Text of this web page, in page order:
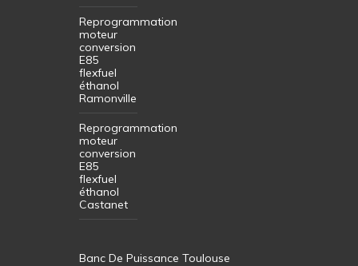
Reprogrammation
moteur
conversion
E85
flexfuel
éthanol
Ramonville
Reprogrammation
moteur
conversion
E85
flexfuel
éthanol
Castanet
Banc De Puissance Toulouse